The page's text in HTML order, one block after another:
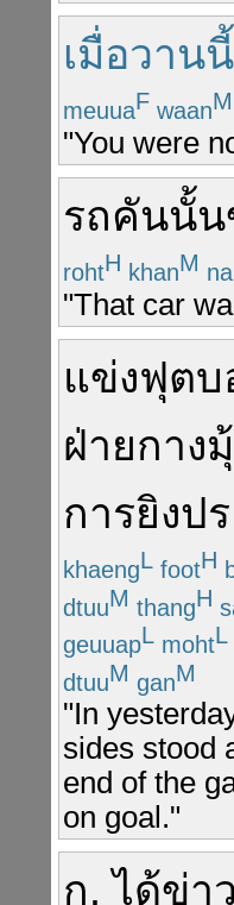
เมื่อวานนี้
meuuaF waanM
"You were
รถคันนั้น
rohtH khanM
"That car
แข่งฟุตบ
ฝ่ายกาง
การยิงป
khaengL footH
dtuuM thangH
geuuapL mohtL
dtuuM ganM
"In
sides stood
end of the
on goal."
ก.ได้ข่า